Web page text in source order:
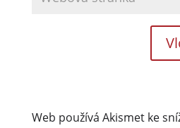
Web používá Akismet ke